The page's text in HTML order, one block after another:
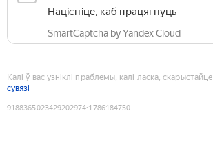
Націсніце, каб працягнуць
SmartCaptcha by Yandex Cloud
Калі ў вас узніклі праблемы, калі ласка, скарыстайце
сувязі
9188365023429202974:1786184750